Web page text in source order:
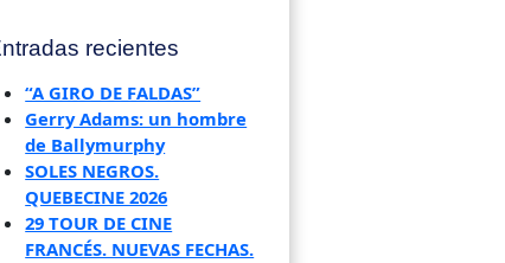
recientes
“A GIRO DE FALDAS”
Gerry Adams: un hombre
de Ballymurphy
SOLES NEGROS.
QUEBECINE 2026
29 TOUR DE CINE
FRANCÉS. NUEVAS FECHAS.